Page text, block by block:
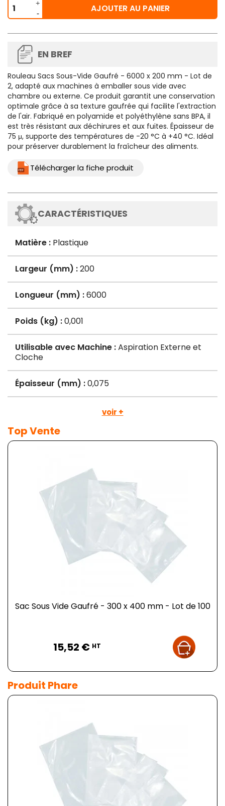
AJOUTER AU PANIER
EN BREF
Rouleau Sacs Sous-Vide Gaufré - 6000 x 200 mm - Lot de
2, adapté aux machines à emballer sous vide avec
chambre ou externe. Ce produit garantit une conservation
optimale grâce à sa texture gaufrée qui facilite l'extraction
de l'air. Fabriqué en polyamide et polyéthylène sans BPA, il
est très résistant aux déchirures et aux fuites. Épaisseur de
75 μ, supporte des températures de -20 °C à +40 °C. Idéal
pour préserver durablement la fraîcheur des aliments.
Télécharger la fiche produit
CARACTÉRISTIQUES
Matière : Plastique
Largeur (mm) :200
Longueur (mm) :6000
Poids (kg) :0,001
Utilisable avec Machine :Aspiration Externe et
Cloche
Épaisseur (mm) :0,075
voir +
Top Vente
Sac Sous Vide Gaufré - 300 x 400 mm - Lot de 100
15,52 € HT
Produit Phare